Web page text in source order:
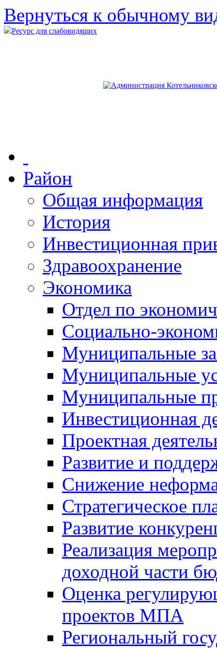
Вернуться к обычному
Ресурс для слабовидящих
Район
Общая информация
История
Инвестиционная
Здравоохранение
Экономика
Отдел по
Социально-
Муниципальные
Муниципальные
Муниципальные
Инвестиционная
Проектная
Развитие и
Снижение
Стратегическое
Развитие
Реализация
доходной части
Оценка
проектов МПА
Региональный